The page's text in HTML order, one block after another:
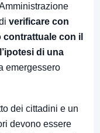
verificare con
con il
di una
emergessero
dei cittadini e un
devono essere